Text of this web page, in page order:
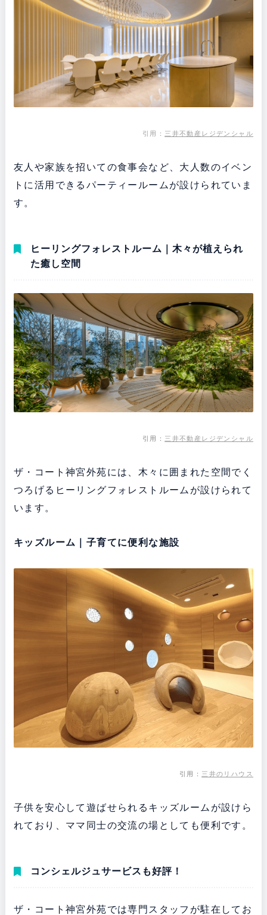
引用： 三井不動産レジデンシャル
友人や家族を招いての食事会など、大人数のイベン
トに活用できるパーティールームが設けられていま
す。
ヒーリングフォレストルーム｜木々が植えられ
た癒し空間
引用： 三井不動産レジデンシャル
ザ・コート神宮外苑には、木々に囲まれた空間でく
つろげるヒーリングフォレストルームが設けられて
います。
キッズルーム｜子育てに便利な施設
引用： 三井のリハウス
子供を安心して遊ばせられるキッズルームが設けら
れており、ママ同士の交流の場としても便利です。
コンシェルジュサービスも好評！
ザ・コート神宮外苑では専門スタッフが駐在してお